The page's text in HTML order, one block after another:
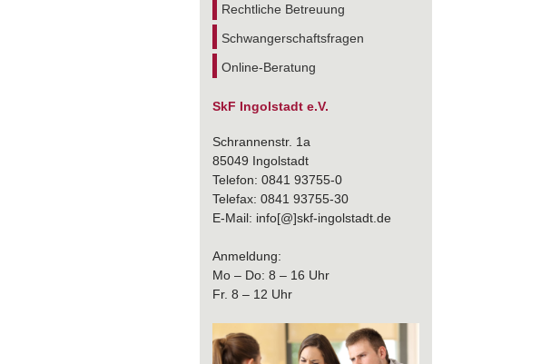
Rechtliche Betreuung
Schwangerschaftsfragen
Online-Beratung
SkF Ingolstadt e.V.
Schrannenstr. 1a
85049 Ingolstadt
Telefon: 0841 93755-0
Telefax: 0841 93755-30
E-Mail: info[@]skf-ingolstadt.de
Anmeldung:
Mo – Do: 8 – 16 Uhr
Fr. 8 – 12 Uhr